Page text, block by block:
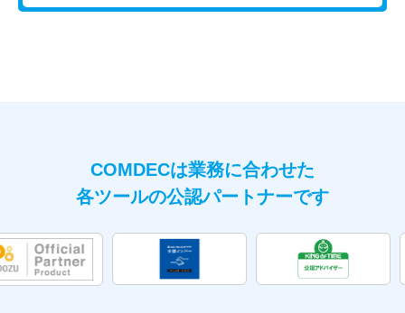
COMDECは業務に合わせた
各ツールの公認パートナーです